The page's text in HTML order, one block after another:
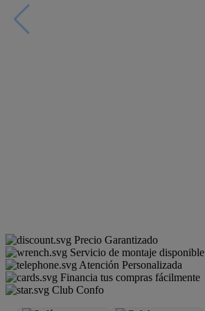
Precio Garantizado
Servicio de montaje disponible
Atención Personalizada
Financia tus compras fácilmente
Club Confo